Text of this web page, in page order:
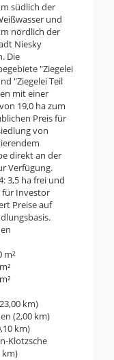
südlich der
und
nördlich der
Niesky
Die
"Ziegelei
"Ziegelei Teil
mit einer
19,0 ha zum
Preis für
von
direkt an der
Verfügung.
3,5 ha frei und
für Investor
Preise auf
m²
km)
(2,00 km)
km)
Klotzsche
km)